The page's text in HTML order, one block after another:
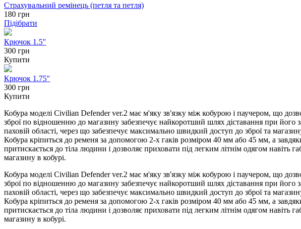
Страхувальний ремінець (петля та петля)
180 грн
Підібрати
Крючок 1.5"
300 грн
Купити
Крючок 1.75"
300 грн
Купити
Кобура моделі Civilian Defender ver.2 має м'яку зв'язку між кобурою і паучером, що
зброї по відношенню до магазину забезпечує найкоротший шлях діставання при його
паховій області, через що забезпечує максимально швидкий доступ до зброї та
Кобура кріпиться до ременя за допомогою 2-х гаків розміром 40 мм або 45 мм, а
притискається до тіла людини і дозволяє приховати під легким літнім одягом навіть
магазину в кобурі.
Кобура моделі Civilian Defender ver.2 має м'яку зв'язку між кобурою і паучером, що
зброї по відношенню до магазину забезпечує найкоротший шлях діставання при його
паховій області, через що забезпечує максимально швидкий доступ до зброї та
Кобура кріпиться до ременя за допомогою 2-х гаків розміром 40 мм або 45 мм, а
притискається до тіла людини і дозволяє приховати під легким літнім одягом навіть
магазину в кобурі.